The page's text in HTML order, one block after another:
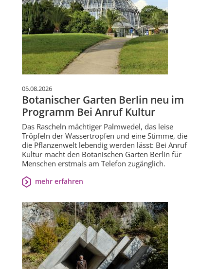
05.08.2026
Botanischer Garten Berlin neu im
Programm Bei Anruf Kultur
Das Rascheln mächtiger Palmwedel, das leise
Tröpfeln der Wassertropfen und eine Stimme, die
die Pflanzenwelt lebendig werden lässt: Bei Anruf
Kultur macht den Botanischen Garten Berlin für
Menschen erstmals am Telefon zugänglich.
mehr erfahren